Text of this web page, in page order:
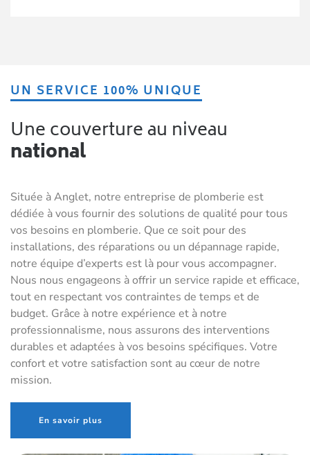
UN SERVICE 100% UNIQUE
Une couverture au niveau
national
Située à Anglet, notre entreprise de plomberie est
dédiée à vous fournir des solutions de qualité pour tous
vos besoins en plomberie. Que ce soit pour des
installations, des réparations ou un dépannage rapide,
notre équipe d’experts est là pour vous accompagner.
Nous nous engageons à offrir un service rapide et efficace,
tout en respectant vos contraintes de temps et de
budget. Grâce à notre expérience et à notre
professionnalisme, nous assurons des interventions
durables et adaptées à vos besoins spécifiques. Votre
confort et votre satisfaction sont au cœur de notre
mission.
En savoir plus